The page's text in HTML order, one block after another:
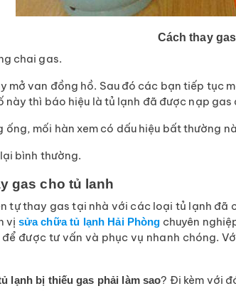
Cách thay
chai gas.
mở van đồng hồ. Sau đó các bạn tiếp
này thì báo hiệu là tủ lạnh đã được nạp gas
mối hàn xem có dấu hiệu bất thường
bình thường.
gas cho tủ lanh
tự thay gas tại nhà với các loại tủ lạnh
vị sửa chữa tủ lạnh Hải Phòng chuyên
được tư vấn và phục vụ nhanh chóng.
lạnh bị thiếu gas phải làm sao? Đi kèm với